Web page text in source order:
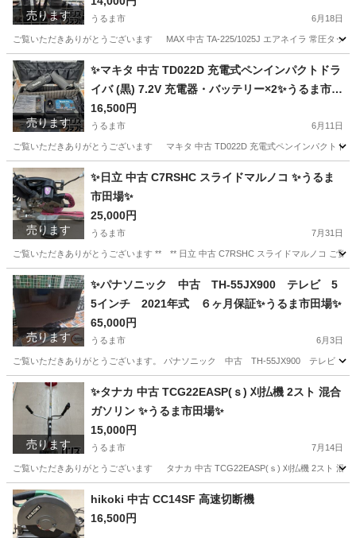
売ります うるま市 6月18日
ご覧いただきありがとうございます MAX 中古 TA-225/1025J エアネイラ 常圧タッ
沖縄 うるま市 その他
売ります
✨マキタ 中古 TD022D 充電式ペンインパクトドラ
イバ (黒) 7.2V 充電器・バッテリー×2✨うるま市田
場✨
16,500円
うるま市 6月11日
ご覧いただきありがとうございます マキタ 中古 TD022D 充電式ペンインパクトド
沖縄 うるま市 その他 インパクトドライバ
売ります
✨日立 中古 C7RSHC スライドマルノコ ✨うるま
市田場✨
25,000円
うるま市 7月31日
ご覧いただきありがとうございます ** ** 日立 中古 C7RSHC スライドマルノコ ご
沖縄 うるま市 その他 RSHC
売ります
✨パナソニック 中古 TH-55JX900 テレビ 5
5インチ 2021年式 ６ヶ月保証✨うるま市田場✨
65,000円
うるま市 6月3日
ご覧いただきありがとうございます。 パナソニック 中古 TH-55JX900 テレビ 55
沖縄 うるま市 テレビ
売ります
✨タナカ 中古 TCG22EASP(ｓ) 刈払機 2スト 混合
ガソリン ✨うるま市田場✨
15,000円
うるま市 7月14日
ご覧いただきありがとうございます タナカ 中古 TCG22EASP(ｓ) 刈払機 2スト 混
沖縄 うるま市 その他
hikoki 中古 CC14SF 高速切断機
16,500円